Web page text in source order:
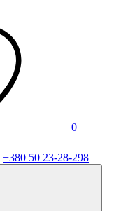
0
+380 50 23-28-298